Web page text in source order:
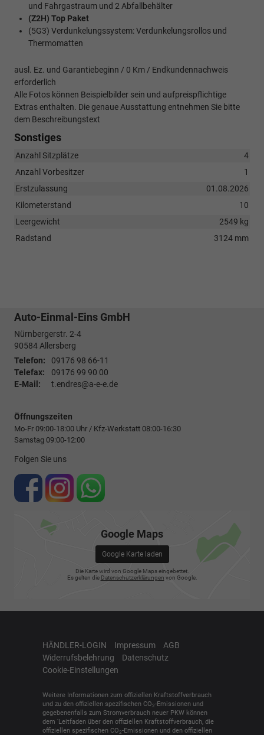
und Fahrgastraum und 2 Abfallbehälter
(Z2H) Top Paket
(5G3) Verdunkelungssystem: Verdunkelungsrollos und
Thermomatten
ausl. Ez. und Garantiebeginn / 0 Km / Endkundennachweis
erforderlich
Alle Fotos können Beispielbilder sein und aufpreispflichtige
Extras enthalten. Die genaue Ausstattung entnehmen Sie bitte
dem Beschreibungstext
Sonstiges
Anzahl Sitzplätze
4
Anzahl Vorbesitzer
1
Erstzulassung
01.08.2026
Kilometerstand
10
Leergewicht
2549 kg
Radstand
3124 mm
Auto-Einmal-Eins GmbH
Nürnbergerstr. 2-4
90584Allersberg
Telefon:
09176 98 66-11
Telefax:
09176 99 90 00
E-Mail:
t.endres@a-e-e.de
Öffnungszeiten
Mo-Fr 09:00-18:00 Uhr / Kfz-Werkstatt 08:00-16:30
Samstag 09:00-12:00
Folgen Sie uns
Google Maps
Google Karte laden
Die Karte wird von Google Maps eingebettet.
Es gelten die Datenschutzerklärungen von Google.
HÄNDLER-LOGIN Impressum
AGB
Widerrufsbelehrung
Datenschutz
Cookie-Einstellungen
Weitere Informationen zum offiziellen Kraftstoffverbrauch
und zu den offiziellen spezifischen CO2-Emissionen und
gegebenenfalls zum Stromverbrauch neuer PKW können
dem 'Leitfaden über den offiziellen Kraftstoffverbrauch, die
offiziellen spezifischen CO2-Emissionen und den offiziellen